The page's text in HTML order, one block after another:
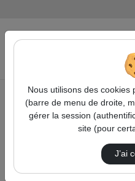
Accueil Vidéos Débat 9
Nous utilisons des cookies
(barre de menu de droite,
gérer la session
site (pour
J’ai